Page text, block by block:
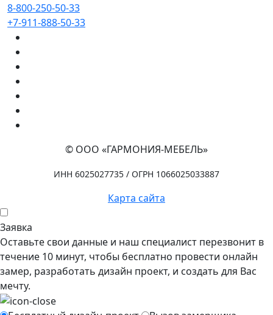
8-800-250-50-33
+7-911-888-50-33
© ООО «ГАРМОНИЯ-МЕБЕЛЬ»
ИНН 6025027735 / ОГРН 1066025033887
Карта сайта
Заявка
Оставьте свои данные и наш специалист перезвонит в
течение 10 минут, чтобы бесплатно провести онлайн
замер, разработать дизайн проект, и создать для Вас
мечту.